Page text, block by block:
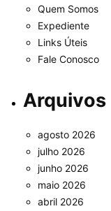
Quem Somos
Expediente
Links Úteis
Fale Conosco
Arquivos
agosto 2026
julho 2026
junho 2026
maio 2026
abril 2026